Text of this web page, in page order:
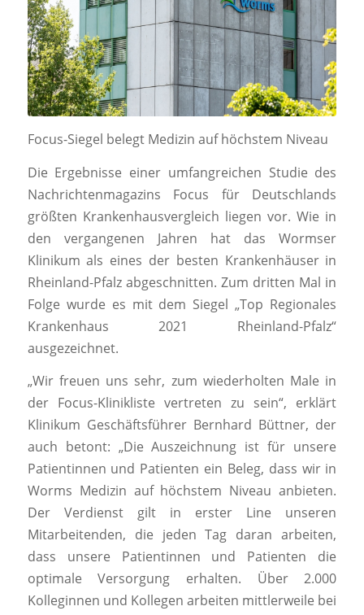
Focus-Siegel belegt Medizin auf höchstem Niveau
Die Ergebnisse einer umfangreichen Studie des
Nachrichtenmagazins Focus für Deutschlands
größten Krankenhausvergleich liegen vor. Wie in
den vergangenen Jahren hat das Wormser
Klinikum als eines der besten Krankenhäuser in
Rheinland-Pfalz abgeschnitten. Zum dritten Mal in
Folge wurde es mit dem Siegel „Top Regionales
Krankenhaus 2021 Rheinland-Pfalz“
ausgezeichnet.
„Wir freuen uns sehr, zum wiederholten Male in
der Focus-Klinikliste vertreten zu sein“, erklärt
Klinikum Geschäftsführer Bernhard Büttner, der
auch betont: „Die Auszeichnung ist für unsere
Patientinnen und Patienten ein Beleg, dass wir in
Worms Medizin auf höchstem Niveau anbieten.
Der Verdienst gilt in erster Line unseren
Mitarbeitenden, die jeden Tag daran arbeiten,
dass unsere Patientinnen und Patienten die
optimale Versorgung erhalten. Über 2.000
Kolleginnen und Kollegen arbeiten mittlerweile bei